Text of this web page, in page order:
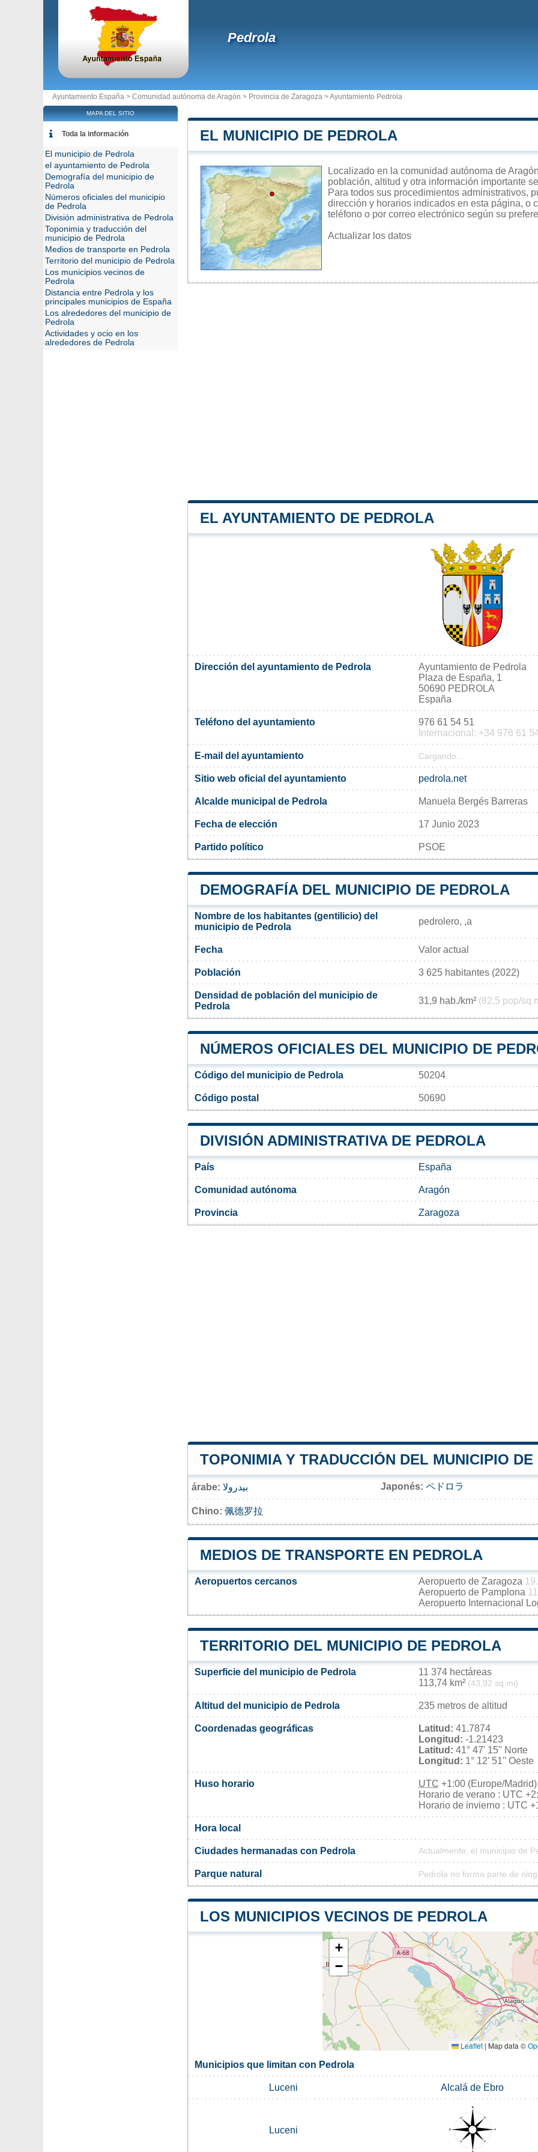
Pedrola
Ayuntamiento España > Comunidad autónoma de Aragón > Provincia de Zaragoza >Ayuntamiento Pedrola
EL MUNICIPIO DE PEDROLA
Localizado en la comunidad autónoma de
población, altitud y otra información importante
Para todos sus procedimientos administrativos,
dirección y horarios indicados en esta página, o
teléfono o por correo electrónico según su
Actualizar los datos
EL AYUNTAMIENTO DE PEDROLA
Dirección del ayuntamiento de Pedrola
Ayuntamiento de Pedrola
Plaza de España, 1
50690 PEDROLA
España
Teléfono del ayuntamiento
976 61 54 51
Internacional: +34 976 61
E-mail del ayuntamiento Cargando...
Sitio web oficial del ayuntamiento pedrola.net
Alcalde municipal de Pedrola Manuela Bergés Barreras
Fecha de elección 17 Junio 2023
Partido político PSOE
DEMOGRAFÍA DEL MUNICIPIO DE PEDROLA
Nombre de los habitantes (gentilicio) del
municipio de Pedrola
pedrolero, ,a
Fecha Valor actual
Población 3 625 habitantes (2022)
Densidad de población del municipio de
Pedrola
31,9 hab./km² (82,5 pop/sq
NÚMEROS OFICIALES DEL MUNICIPIO DE
Código del municipio de Pedrola 50204
Código postal 50690
DIVISIÓN ADMINISTRATIVA DE PEDROLA
País España
Comunidad autónoma Aragón
Provincia Zaragoza
TOPONIMIA Y TRADUCCIÓN DEL MUNICIPIO
árabe: بيدرولا Japonés: ペドロラ
Chino: 佩德罗拉
MEDIOS DE TRANSPORTE EN PEDROLA
Aeropuertos cercanos Aeropuerto de Zaragoza
Aeropuerto de Pamplona
Aeropuerto Internacional
TERRITORIO DEL MUNICIPIO DE PEDROLA
Superficie del municipio de Pedrola
11 374 hectáreas
113,74 km² (43,92 sq mi)
Altitud del municipio de Pedrola 235 metros de altitud
Coordenadas geográficas Latitud: 41.7874
Longitud: -1.21423
Latitud: 41° 47' 15'' Norte
Longitud: 1° 12' 51'' Oeste
Huso horario UTC +1:00 (Europe/Madrid)
Horario de verano : UTC
Horario de invierno : UTC
Hora local
Ciudades hermanadas con Pedrola Actualmente, el municipio de
Parque natural Pedrola no forma parte de
LOS MUNICIPIOS VECINOS DE PEDROLA
+
−
Leaflet |Map data ©
Municipios que limitan con Pedrola
Luceni Alcalá de Ebro
Luceni
MAPA DEL SITIO
Toda la información
El municipio de Pedrola
el ayuntamiento de Pedrola
Demografía del municipio de
Pedrola
Números oficiales del municipio
de Pedrola
División administrativa de Pedrola
Toponimia y traducción del
municipio de Pedrola
Medios de transporte en Pedrola
Territorio del municipio de Pedrola
Los municipios vecinos de
Pedrola
Distancia entre Pedrola y los
principales municipios de España
Los alrededores del municipio de
Pedrola
Actividades y ocio en los
alrededores de Pedrola